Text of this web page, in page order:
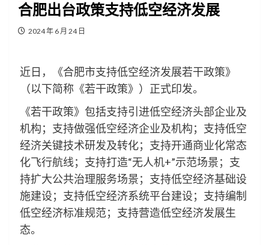
合肥出台政策支持低空经济发展
2024 年 6 月 24 日
近日，《合肥市支持低空经济发展若干政策》
（以下简称《若干政策》）正式印发。
《若干政策》包括支持引进低空经济头部企业及
机构；支持做强低空经济企业及机构；支持低空
经济关键技术研发及转化；支持开通商业化常态
化飞行航线；支持打造“无人机+”示范场景；支
持扩大公共治理服务场景；支持低空经济基础设
施建设；支持低空经济系统平台建设；支持编制
低空经济标准规范；支持营造低空经济发展生
态。